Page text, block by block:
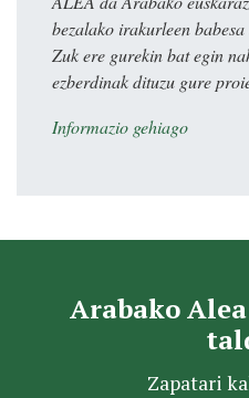
bezalako irakurleen
Zuk ere gurekin bat egin
ezberdinak dituzu gure
Informazio gehiago
Arabako
Zapatari